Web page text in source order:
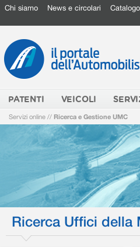
Chi siamo News e circolari
PATENTI VEICOLI
Servizi online // Ricerca e Gestione UMC
Ricerca Uffici della